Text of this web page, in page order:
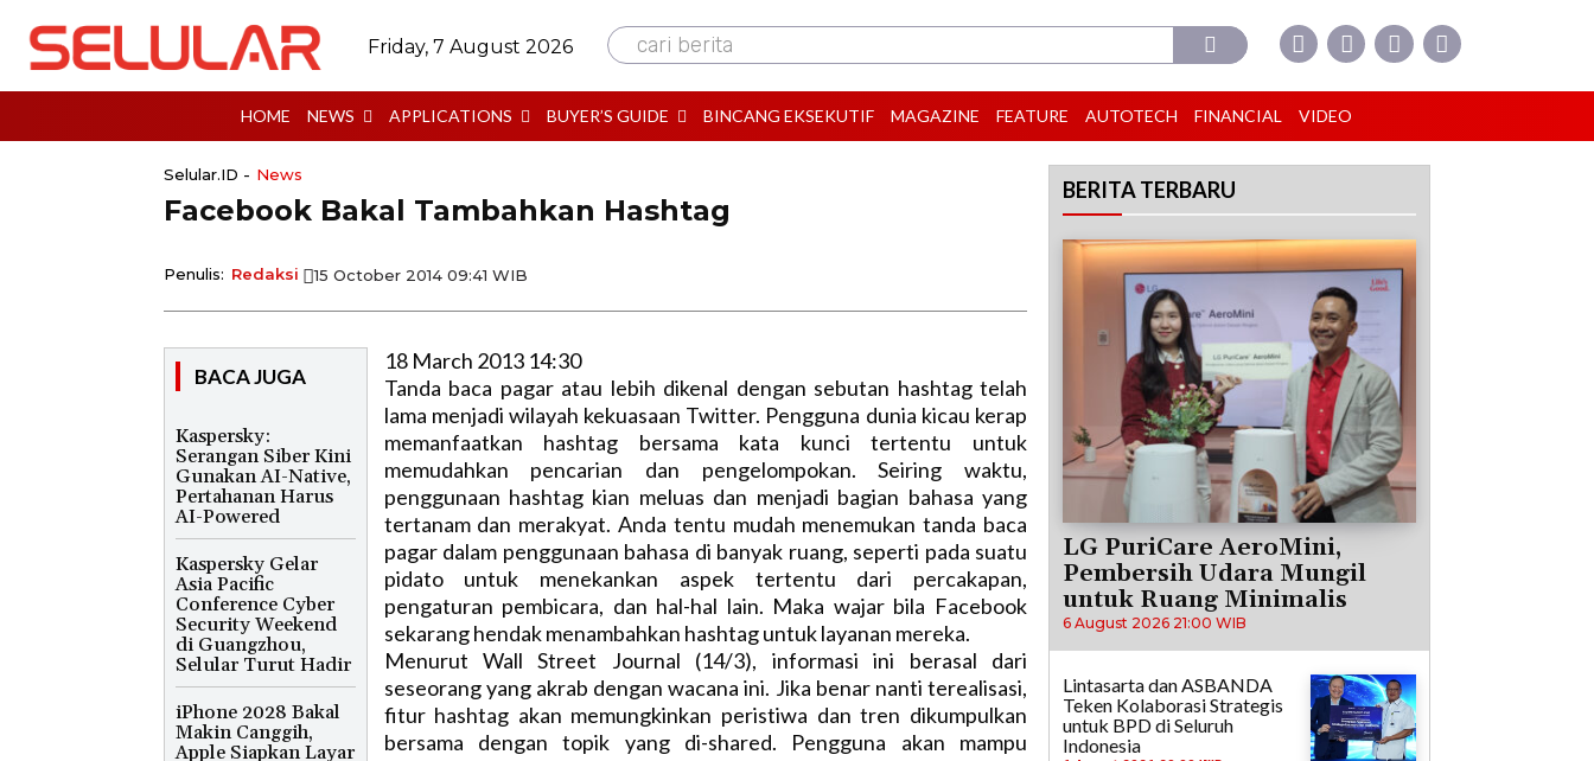
Friday, 7 August 2026 cari berita
HOME NEWS APPLICATIONS BUYER’S GUIDE BINCANG EKSEKUTIF MAGAZINE FEATURE AUTOTECH FINANCIAL VIDEO
Selular.ID - News
Facebook Bakal Tambahkan Hashtag
Penulis: Redaksi 15 October 2014 09:41 WIB
BACA JUGA
Kaspersky:
Serangan Siber Kini
Gunakan AI-Native,
Pertahanan Harus
AI-Powered
Kaspersky Gelar
Asia Pacific
Conference Cyber
Security Weekend
di Guangzhou,
Selular Turut Hadir
iPhone 2028 Bakal
Makin Canggih,
Apple Siapkan Layar
18 March 2013 14:30
Tanda baca pagar atau lebih dikenal dengan sebutan hashtag telah
lama menjadi wilayah kekuasaan Twitter. Pengguna dunia kicau kerap
memanfaatkan hashtag bersama kata kunci tertentu untuk
memudahkan pencarian dan pengelompokan. Seiring waktu,
penggunaan hashtag kian meluas dan menjadi bagian bahasa yang
tertanam dan merakyat. Anda tentu mudah menemukan tanda baca
pagar dalam penggunaan bahasa di banyak ruang, seperti pada suatu
pidato untuk menekankan aspek tertentu dari percakapan,
pengaturan pembicara, dan hal-hal lain. Maka wajar bila Facebook
sekarang hendak menambahkan hashtag untuk layanan mereka.
Menurut Wall Street Journal (14/3), informasi ini berasal dari
seseorang yang akrab dengan wacana ini. Jika benar nanti terealisasi,
fitur hashtag akan memungkinkan peristiwa dan tren dikumpulkan
bersama dengan topik yang di-shared. Pengguna akan mampu
BERITA TERBARU
LG PuriCare AeroMini,
Pembersih Udara Mungil
untuk Ruang Minimalis
6 August 2026 21:00 WIB
Lintasarta dan ASBANDA
Teken Kolaborasi Strategis
untuk BPD di Seluruh
Indonesia